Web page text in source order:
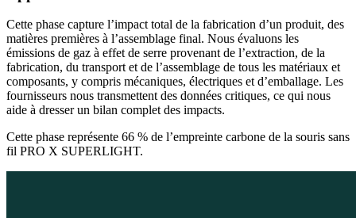
Cette phase capture l’impact total de la fabrication d’un produit, des
matières premières à l’assemblage final. Nous évaluons les
émissions de gaz à effet de serre provenant de l’extraction, de la
fabrication, du transport et de l’assemblage de tous les matériaux et
composants, y compris mécaniques, électriques et d’emballage. Les
fournisseurs nous transmettent des données critiques, ce qui nous
aide à dresser un bilan complet des impacts.
Cette phase représente 66 % de l’empreinte carbone de la souris sans
fil PRO X SUPERLIGHT.